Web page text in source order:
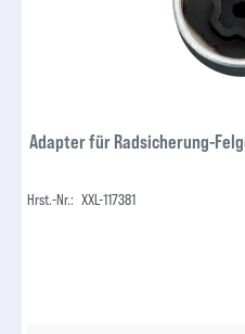
Adapter für Radsicherung-
Hrst.-Nr.: XXL-117381